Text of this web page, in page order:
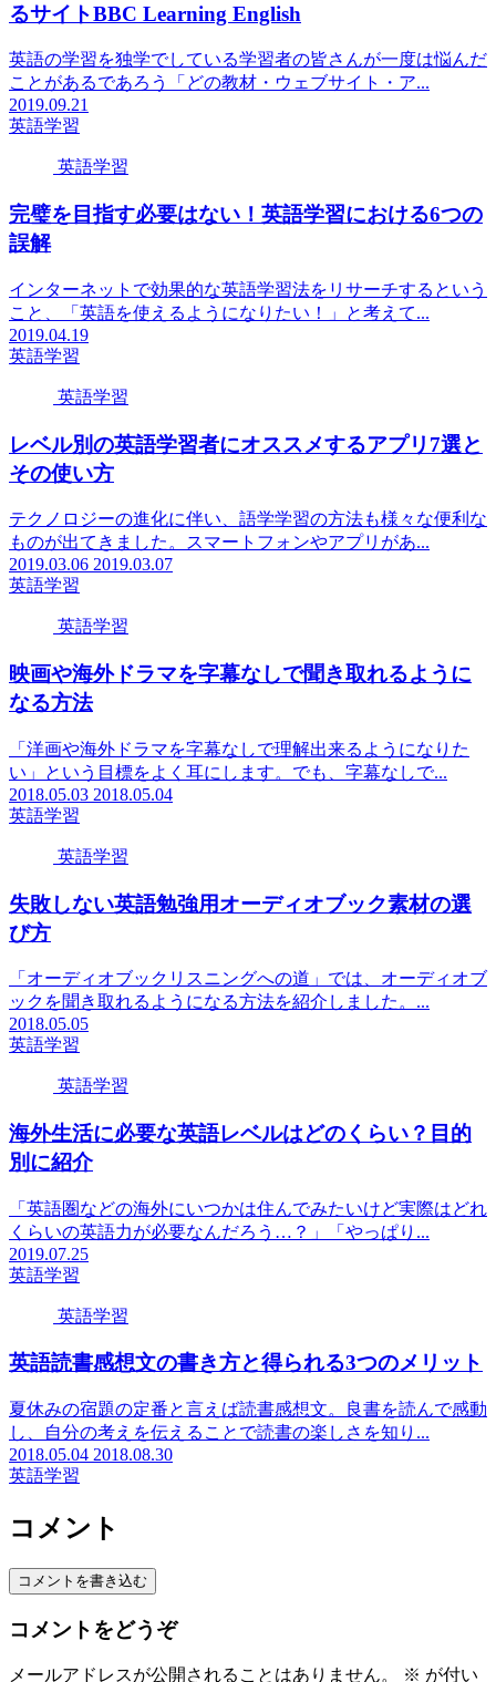
るサイトBBC Learning English
英語の学習を独学でしている学習者の皆さんが一度は悩んだ
ことがあるであろう「どの教材・ウェブサイト・ア...
2019.09.21
英語学習
英語学習
完璧を目指す必要はない！英語学習における6つの
誤解
インターネットで効果的な英語学習法をリサーチするという
こと、「英語を使えるようになりたい！」と考えて...
2019.04.19
英語学習
英語学習
レベル別の英語学習者にオススメするアプリ7選と
その使い方
テクノロジーの進化に伴い、語学学習の方法も様々な便利な
ものが出てきました。スマートフォンやアプリがあ...
2019.03.06 2019.03.07
英語学習
英語学習
映画や海外ドラマを字幕なしで聞き取れるように
なる方法
「洋画や海外ドラマを字幕なしで理解出来るようになりた
い」という目標をよく耳にします。でも、字幕なしで...
2018.05.03 2018.05.04
英語学習
英語学習
失敗しない英語勉強用オーディオブック素材の選
び方
「オーディオブックリスニングへの道」では、オーディオブ
ックを聞き取れるようになる方法を紹介しました。...
2018.05.05
英語学習
英語学習
海外生活に必要な英語レベルはどのくらい？目的
別に紹介
「英語圏などの海外にいつかは住んでみたいけど実際はどれ
くらいの英語力が必要なんだろう…？」「やっぱり...
2019.07.25
英語学習
英語学習
英語読書感想文の書き方と得られる3つのメリット
夏休みの宿題の定番と言えば読書感想文。良書を読んで感動
し、自分の考えを伝えることで読書の楽しさを知り...
2018.05.04 2018.08.30
英語学習
コメント
コメントを書き込む
コメントをどうぞ
メールアドレスが公開されることはありません。 ※ が付い